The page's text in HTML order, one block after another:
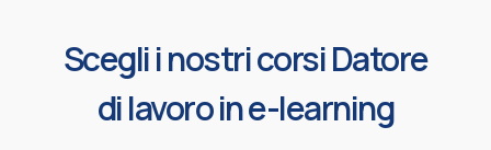
Scegli i nostri corsi Datore
di lavoro in e-learning